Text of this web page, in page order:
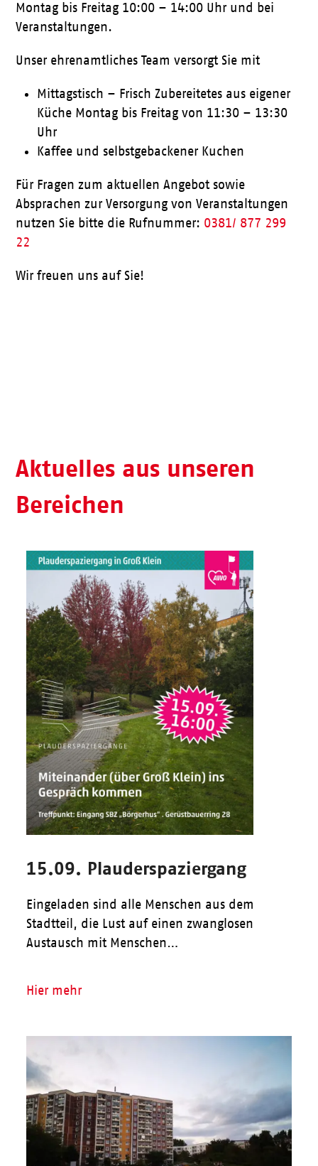
Montag bis Freitag 10:00 – 14:00 Uhr und bei
Veranstaltungen.
Unser ehrenamtliches Team versorgt Sie mit
Mittagstisch – Frisch Zubereitetes aus eigener
Küche Montag bis Freitag von 11:30 – 13:30
Uhr
Kaffee und selbstgebackener Kuchen
Für Fragen zum aktuellen Angebot sowie
Absprachen zur Versorgung von Veranstaltungen
nutzen Sie bitte die Rufnummer: 0381/ 877 299
22
Wir freuen uns auf Sie!
Aktuelles aus unseren
Bereichen
15.09. Plauderspaziergang
Eingeladen sind alle Menschen aus dem
Stadtteil, die Lust auf einen zwanglosen
Austausch mit Menschen…
Hier mehr